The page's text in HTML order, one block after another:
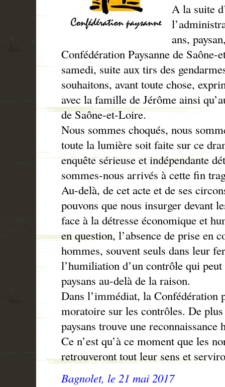
A la suite
ans,
Confédération Paysanne de Saône-
samedi, suite aux tirs des
souhaitons, avant toute chose,
avec la famille de Jérôme ainsi
de Saône-et-Loire.
Nous sommes choqués, nous
toute la lumière soit faite sur ce
enquête sérieuse et indépendante
sommes-nous arrivés à cette fin
Au-delà, de cet acte et de ses
pouvons que nous insurger devant
face à la détresse économique et
en question, l’absence de prise en
hommes, souvent seuls dans leur
l’humiliation d’un contrôle qui
paysans au-delà de la raison.
Dans l’immédiat, la Confédération
moratoire sur les contrôles. De
paysans trouve une
Ce n’est qu’à ce moment que les
retrouveront tout leur sens et
Bagnolet, le 21 mai 2017